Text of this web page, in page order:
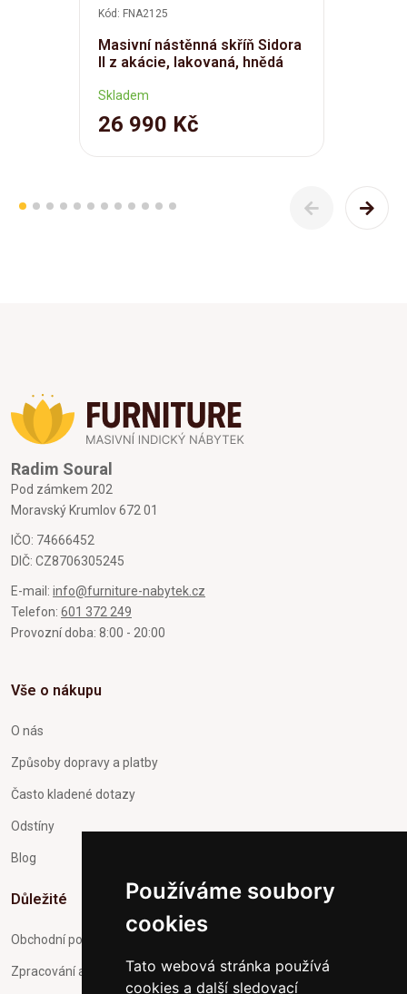
Používáme soubory
cookies
Tato webová stránka používá
cookies a další sledovací
Kód: FNA2125
Masivní nástěnná skříň Sidora
II z akácie, lakovaná, hnědá
Skladem
26 990 Kč
Radim Soural
Pod zámkem 202
Moravský Krumlov 672 01
IČO: 74666452
DIČ: CZ8706305245
E-mail: info@furniture-nabytek.cz
Telefon: 601 372 249
Provozní doba: 8:00 - 20:00
Vše o nákupu
O nás
Způsoby dopravy a platby
Často kladené dotazy
Odstíny
Blog
Důležité
Obchodní podmínky
Zpracování a ochrana osobních údajů